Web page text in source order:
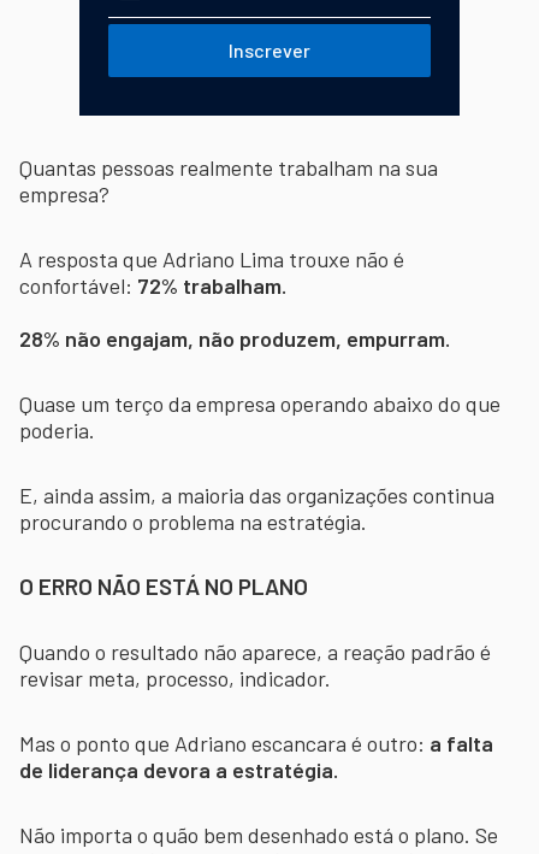
Inscrever
Quantas pessoas realmente trabalham na sua
empresa?
A resposta que Adriano Lima trouxe não é
confortável: 72% trabalham.
28% não engajam, não produzem, empurram.
Quase um terço da empresa operando abaixo do que
poderia.
E, ainda assim, a maioria das organizações continua
procurando o problema na estratégia.
O ERRO NÃO ESTÁ NO PLANO
Quando o resultado não aparece, a reação padrão é
revisar meta, processo, indicador.
Mas o ponto que Adriano escancara é outro: a falta
de liderança devora a estratégia.
Não importa o quão bem desenhado está o plano. Se